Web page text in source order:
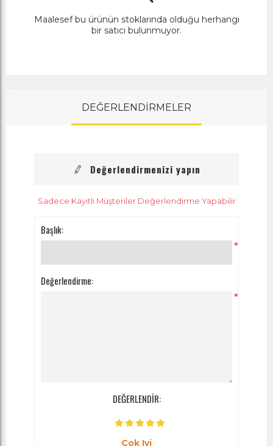
Maalesef bu ürünün stoklarında olduğu herhangi
bir satıcı bulunmuyor.
DEĞERLENDİRMELER
Değerlendirmenizi yapın
Sadece Kayıtlı Müşteriler Değerlendirme Yapabilir
Başlık:
*
Değerlendirme:
*
DEĞERLENDİR:
Çok Iyi